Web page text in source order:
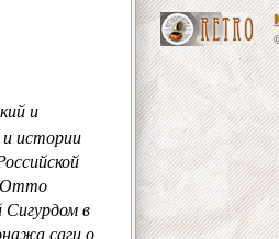
и
и истории
Отто
в
саги о